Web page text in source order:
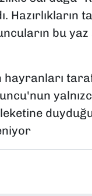
bu yaz
hayranları